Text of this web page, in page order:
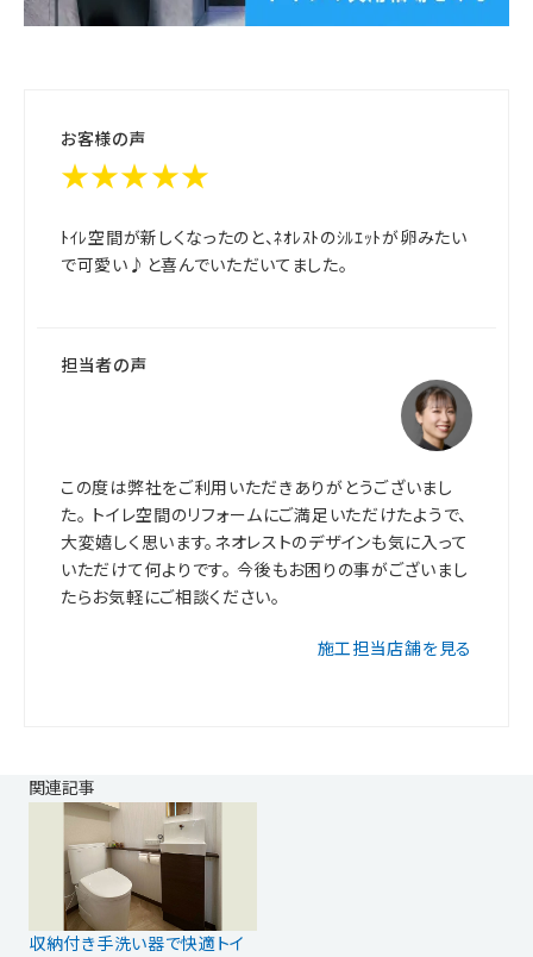
お客様の声
★★★★★
ﾄｲﾚ空間が新しくなったのと、ﾈｵﾚｽﾄのｼﾙｴｯﾄが卵みたい
で可愛い♪と喜んでいただいてました。
担当者の声
この度は弊社をご利用いただきありがとうございまし
た。 トイレ空間のリフォームにご満足いただけたようで、
大変嬉しく思います。ネオレストのデザインも気に入って
いただけて何よりです。 今後もお困りの事がございまし
たらお気軽にご相談ください。
施工担当店舗を見る
関連記事
収納付き手洗い器で快適トイ